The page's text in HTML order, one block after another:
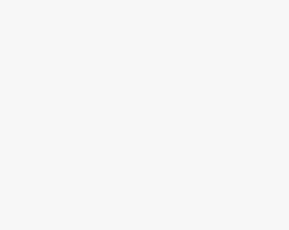
Bautätigkeit im Wohnungsbau
Herausforderung dar. Dafür
Antworten und Maßnahmen.
mit Aufsichtsrat,
die Weiterentwicklung der